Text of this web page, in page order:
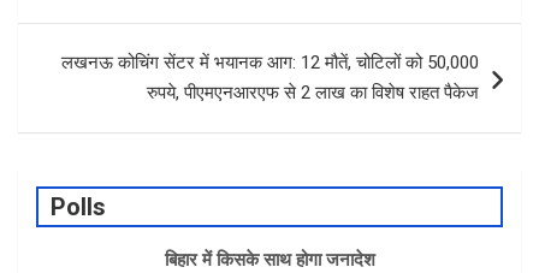
लखनऊ कोचिंग सेंटर में भयानक आग: 12 मौतें, चोटिलों को 50,000
रुपये, पीएमएनआरएफ से 2 लाख का विशेष राहत पैकेज
Polls
बिहार में किसके साथ होगा जनादेश